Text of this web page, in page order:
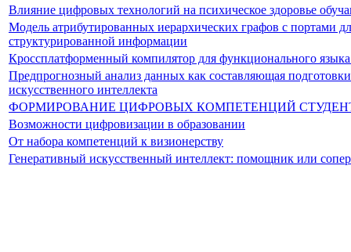
Влияние цифровых технологий на психическое здоровье
Модель атрибутированных иерархических графов с портами
структурированной информации
Кроссплатформенный компилятор для функционального
Предпрогнозный анализ данных как составляющая
искусственного интеллекта
ФОРМИРОВАНИЕ ЦИФРОВЫХ КОМПЕТЕНЦИЙ
Возможности цифровизации в образовании
От набора компетенций к визионерству
Генеративный искусственный интеллект: помощник или